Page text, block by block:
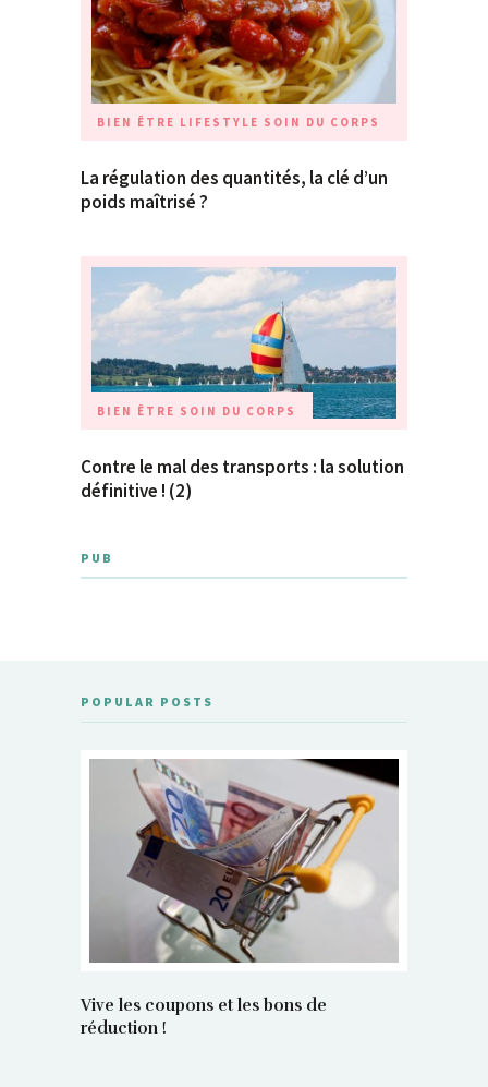
BIEN ÊTRE LIFESTYLE SOIN DU CORPS
La régulation des quantités, la clé d’un
poids maîtrisé ?
BIEN ÊTRE SOIN DU CORPS
Contre le mal des transports : la solution
définitive ! (2)
PUB
POPULAR POSTS
Vive les coupons et les bons de
réduction !